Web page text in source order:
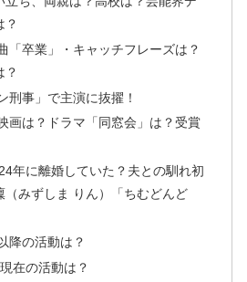
？
「卒業」・キャッチフレーズは？
？
刑事」で主演に抜擢！
画は？ドラマ「同窓会」は？受賞
年に離婚していた？夫との馴れ初
（みずしま りん）「ちむどんど
降の活動は？
在の活動は？